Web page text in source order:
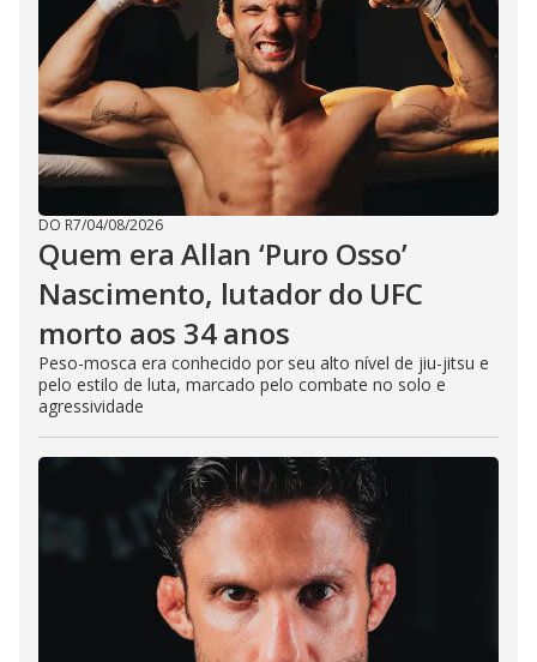
DO R7/04/08/2026
Quem era Allan ‘Puro Osso’
Nascimento, lutador do UFC
morto aos 34 anos
Peso-mosca era conhecido por seu alto nível de jiu-jitsu e
pelo estilo de luta, marcado pelo combate no solo e
agressividade